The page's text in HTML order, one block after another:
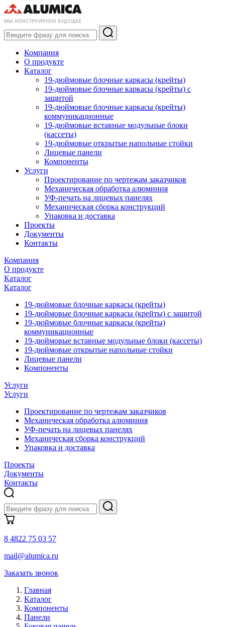
Компания
О продукте
Каталог
19-дюймовые блочные каркасы (крейты)
19-дюймовые блочные каркасы (крейты) с
защитой
19-дюймовые блочные каркасы (крейты)
коммуникационные
19-дюймовые вставные модульные блоки
(кассеты)
19-дюймовые открытые напольные стойки
Лицевые панели
Компоненты
Услуги
Проектирование по чертежам заказчиков
Механическая обработка алюминия
УФ-печать на лицевых панелях
Механическая сборка конструкций
Упаковка и доставка
Проекты
Документы
Контакты
Компания
О продукте
Каталог
Каталог
19-дюймовые блочные каркасы (крейты)
19-дюймовые блочные каркасы (крейты) с защитой
19-дюймовые блочные каркасы (крейты)
коммуникационные
19-дюймовые вставные модульные блоки (кассеты)
19-дюймовые открытые напольные стойки
Лицевые панели
Компоненты
Услуги
Услуги
Проектирование по чертежам заказчиков
Механическая обработка алюминия
УФ-печать на лицевых панелях
Механическая сборка конструкций
Упаковка и доставка
Проекты
Документы
Контакты
8 4822 75 03 57
mail@alumica.ru
Заказать звонок
Главная
Каталог
Компоненты
Панели